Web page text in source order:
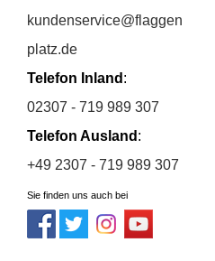
kundenservice@flaggen
platz.de
Telefon Inland :
02307 - 719 989 307
Telefon Ausland :
+49 2307 - 719 989 307
Sie finden uns auch bei